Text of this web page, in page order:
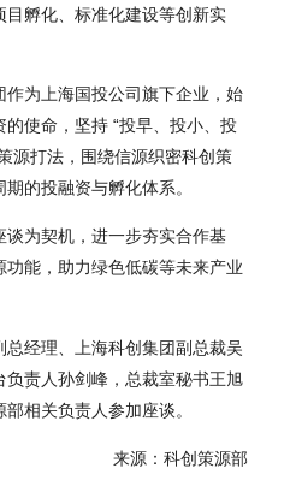
孵化、标准化建设等创新实
为上海国投公司旗下企业，始
的使命，坚持 “投早、投小、投
源打法，围绕信源织密科创策
的投融资与孵化体系。
为契机，进一步夯实合作基
能，助力绿色低碳等未来产业
经理、 上海科创集团副总裁吴
负责人孙剑峰，总裁室秘书王旭
相关负责人参加座谈。
来源：科创策源部